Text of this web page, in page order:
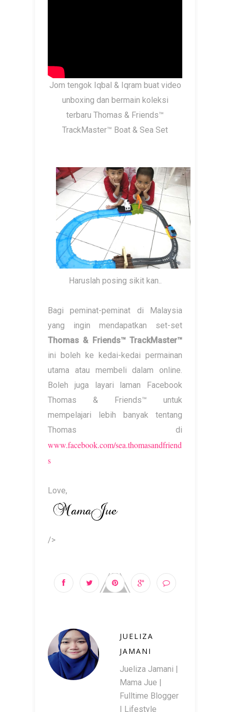
Jom tengok Iqbal & Iqram buat video
unboxing dan bermain koleksi
terbaru Thomas & Friends™
TrackMaster™ Boat & Sea Set
Haruslah posing sikit kan..
Bagi peminat-peminat di Malaysia
yang ingin mendapatkan set-set
Thomas & Friends™ TrackMaster™
ini boleh ke kedai-kedai permainan
utama atau membeli dalam online.
Boleh juga layari laman Facebook
Thomas & Friends™ untuk
mempelajari lebih banyak tentang
Thomas di
www.facebook.com/sea.thomasandfriend
s
Love,
/>
JUELIZA
JAMANI
Jueliza Jamani |
Mama Jue |
Fulltime Blogger
| Lifestyle